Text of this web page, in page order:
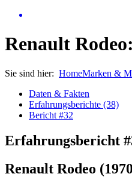
Renault
Sie sind hier: HomeMarken &
Daten & Fakten
Erfahrungsberichte (38)
Bericht #32
Erfahrungsbericht
Renault Rodeo